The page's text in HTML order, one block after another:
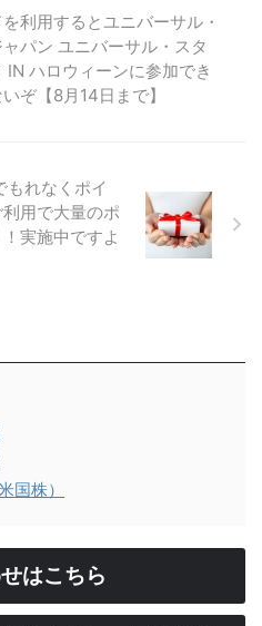
利用するとユニバーサル・
パン ユニバーサル・スタ
IN ハロウィーンに参加でき
ぞ【8月14日まで】
もれなくポイ
用で大量のポ
実施中ですよ
国株）
はこちら